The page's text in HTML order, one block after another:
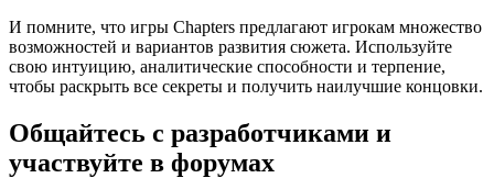
И помните, что игры Chapters предлагают игрокам множество
возможностей и вариантов развития сюжета. Используйте
свою интуицию, аналитические способности и терпение,
чтобы раскрыть все секреты и получить наилучшие концовки.
Общайтесь с разработчиками и
участвуйте в форумах